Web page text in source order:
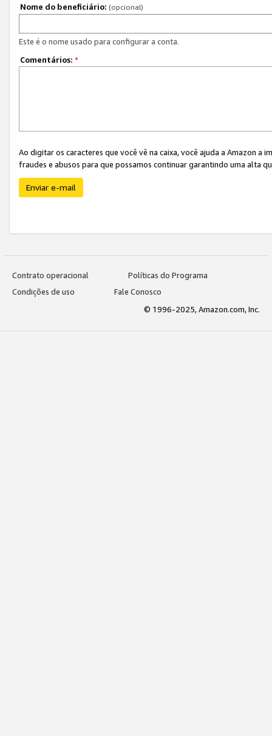
Nome do beneficiário: (opcional)
Este é o nome usado para configurar a conta.
Comentários: *
Ao digitar os caracteres que você vê na caixa, você ajuda a Amazon
fraudes e abusos para que possamos continuar garantindo uma alta
Enviar e-mail
Contrato operacional
Políticas do Programa
Condições de uso
Fale Conosco
© 1996-2025, Amazon.com, Inc.